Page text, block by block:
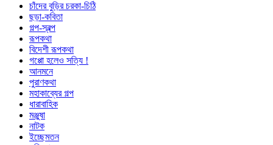
চাঁদের বুড়ির চরকা-চিঠি
ছড়া-কবিতা
গল্প-স্বল্প
রূপকথা
বিদেশী রূপকথা
গপ্পো হলেও সত্যি !
আনমনে
পুরাণকথা
মহাকাব্যের গল্প
ধারাবাহিক
মঞ্জুষা
নাটক
ইচ্ছেমতন